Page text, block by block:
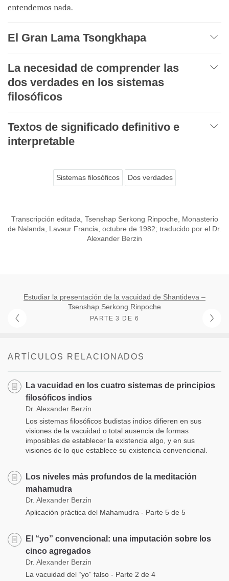
entendemos nada.
El Gran Lama Tsongkhapa
La necesidad de comprender las
dos verdades en los sistemas
filosóficos
Textos de significado definitivo e
interpretable
Sistemas filosóficos Dos verdades
Transcripción editada, Tsenshap Serkong Rinpoche, Monasterio
de Nalanda, Lavaur Francia, octubre de 1982; traducido por el Dr.
Alexander Berzin
Estudiar la presentación de la vacuidad de Shantideva –
Tsenshap Serkong Rinpoche
PARTE 3 DE 6
ARTÍCULOS RELACIONADOS
La vacuidad en los cuatro sistemas de principios
filosóficos indios
Dr. Alexander Berzin
Los sistemas filosóficos budistas indios difieren en sus
visiones de la vacuidad o total ausencia de formas
imposibles de establecer la existencia algo, y en sus
visiones de lo que establece su existencia convencional.
Los niveles más profundos de la meditación
mahamudra
Dr. Alexander Berzin
Aplicación práctica del Mahamudra - Parte 5 de 5
El “yo” convencional: una imputación sobre los
cinco agregados
Dr. Alexander Berzin
La vacuidad del “yo” falso - Parte 2 de 4